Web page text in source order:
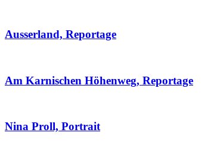
Ausserland, Reportage
Am Karnischen Höhenweg, Reportage
Nina Proll, Portrait